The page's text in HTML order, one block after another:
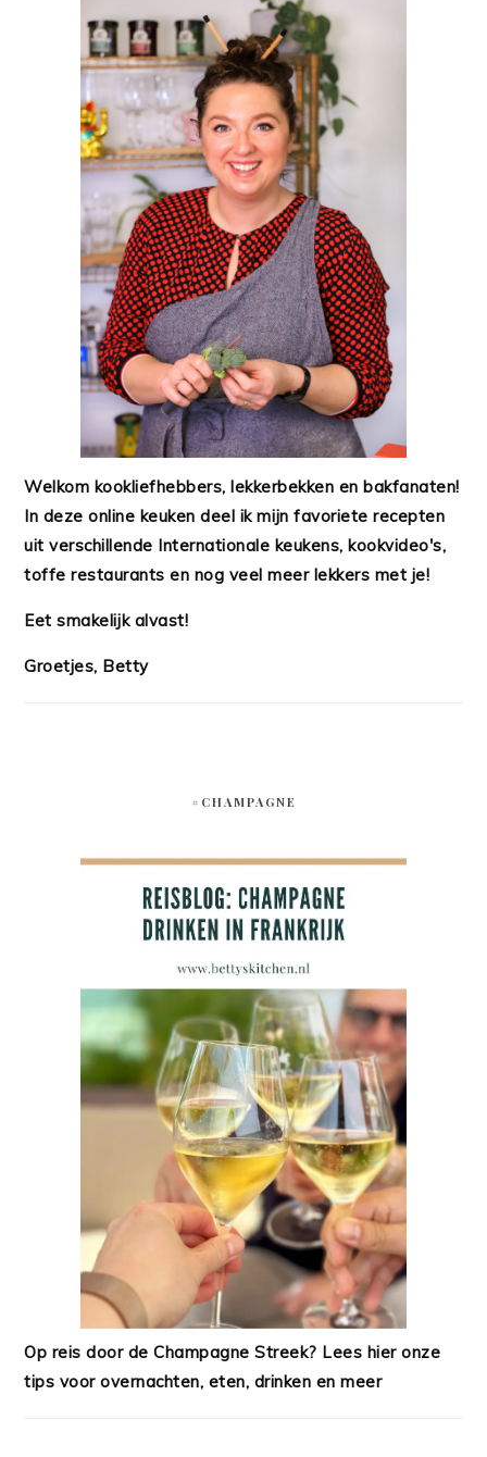
Welkom kookliefhebbers, lekkerbekken en bakfanaten!
In deze online keuken deel ik mijn favoriete recepten
uit verschillende Internationale keukens, kookvideo's,
toffe restaurants en nog veel meer lekkers met je!
Eet smakelijk alvast!
Groetjes, Betty
#CHAMPAGNE
Op reis door de Champagne Streek? Lees hier onze
tips voor overnachten, eten, drinken en meer